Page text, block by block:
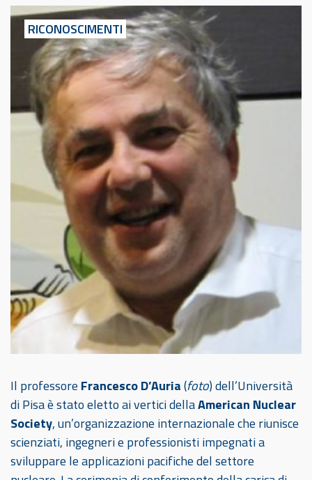
RICONOSCIMENTI
Il professore Francesco D’Auria(foto) dell’Università
di Pisa è stato eletto ai vertici dellaAmerican Nuclear
Society, un’organizzazione internazionale che riunisce
scienziati, ingegneri e professionisti impegnati a
sviluppare le applicazioni pacifiche del settore